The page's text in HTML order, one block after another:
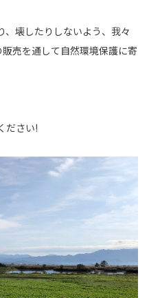
、壊したりしないよう、我々
売を通して自然環境保護に寄
ださい!